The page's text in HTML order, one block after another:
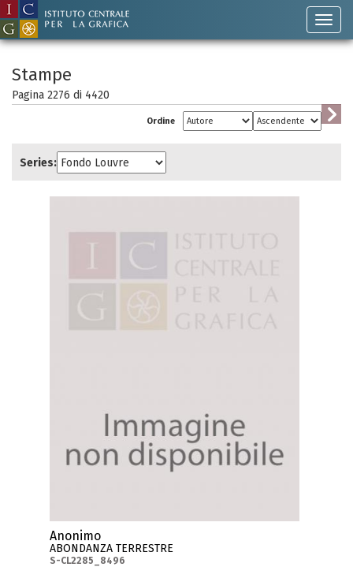
Stampe
Pagina 2276 di 4420
Ordine
Series:
Anonimo
ABONDANZA TERRESTRE
S-CL2285_8496